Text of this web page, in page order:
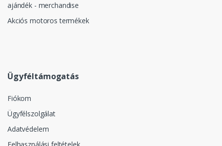
ajándék - merchandise
Akciós motoros termékek
Ügyféltámogatás
Fiókom
Ügyfélszolgálat
Adatvédelem